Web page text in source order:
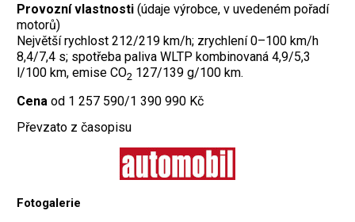
Provozní vlastnosti (údaje výrobce, v uvedeném pořadí
motorů)
Největší rychlost 212/219 km/h; zrychlení 0–100 km/h
8,4/7,4 s; spotřeba paliva WLTP kombinovaná 4,9/5,3
l/100 km, emise CO2 127/139 g/100 km.
Cena od 1 257 590/1 390 990 Kč
Převzato z časopisu
Fotogalerie